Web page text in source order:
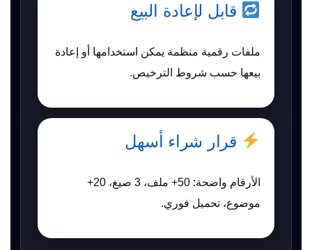
قابل لإعادة البيع
ملفات رقمية منظمة يمكن استخدامها أو إعادة
بيعها حسب شروط الترخيص.
قرار شراء أسهل
الأرقام واضحة: 50+ ملف، 3 صيغ، 20+
موضوع، تحميل فوري.